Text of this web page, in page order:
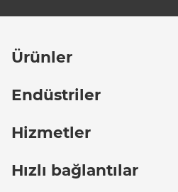
Ürünler
Endüstriler
Hizmetler
Hızlı bağlantılar